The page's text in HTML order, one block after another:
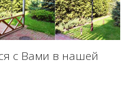
с Вами в нашей